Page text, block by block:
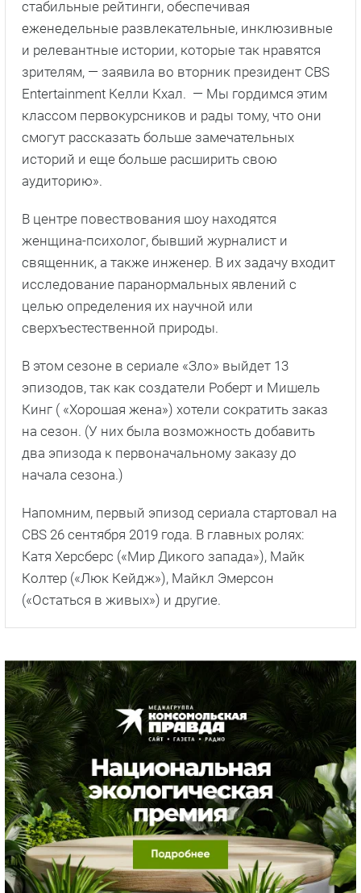
стабильные рейтинги, обеспечивая
еженедельные развлекательные, инклюзивные
и релевантные истории, которые так нравятся
зрителям, — заявила во вторник президент CBS
Entertainment Келли Кхал. — Мы гордимся этим
классом первокурсников и рады тому, что они
смогут рассказать больше замечательных
историй и еще больше расширить свою
аудиторию».
В центре повествования шоу находятся
женщина-психолог, бывший журналист и
священник, а также инженер. В их задачу входит
исследование паранормальных явлений с
целью определения их научной или
сверхъестественной природы.
В этом сезоне в сериале «Зло» выйдет 13
эпизодов, так как создатели Роберт и Мишель
Кинг ( «Хорошая жена») хотели сократить заказ
на сезон. (У них была возможность добавить
два эпизода к первоначальному заказу до
начала сезона.)
Напомним, первый эпизод сериала стартовал на
CBS 26 сентября 2019 года. В главных ролях:
Катя Херсберс («Мир Дикого запада»), Майк
Колтер («Люк Кейдж»), Майкл Эмерсон
(«Остаться в живых») и другие.